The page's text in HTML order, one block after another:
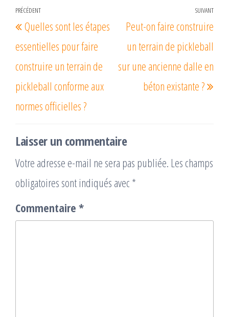
Navigation
de
l’article
Article
précédent
PRÉCÉDENT
Quelles sont les étapes
essentielles pour faire
construire un terrain de
pickleball conforme aux
normes officielles ?
SUIVANT
Peut-on faire construire
un terrain de pickleball
sur une ancienne dalle en
béton existante ?
Laisser un commentaire
Votre adresse e-mail ne sera pas publiée. Les champs
obligatoires sont indiqués avec *
Commentaire *